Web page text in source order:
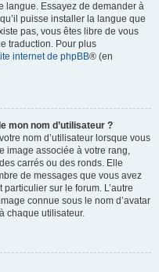
langue. Essayez de demander à
puisse installer la langue que
pas, vous êtes libre de vous
traduction. Pour plus
internet de phpBB® (en
mon nom d’utilisateur ?
nom d’utilisateur lorsque vous
image associée à votre rang,
carrés ou des ronds. Elle
de messages que vous avez
sur le forum. L’autre
connue sous le nom d’avatar
chaque utilisateur.